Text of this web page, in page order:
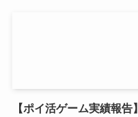
【ポイ活ゲーム実績報告】